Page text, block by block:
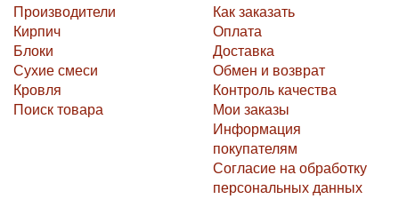
Производители
Кирпич
Блоки
Сухие смеси
Кровля
Поиск товара
Как заказать
Оплата
Доставка
Обмен и возврат
Контроль качества
Мои заказы
Информация
покупателям
Согласие на обработку
персональных данных